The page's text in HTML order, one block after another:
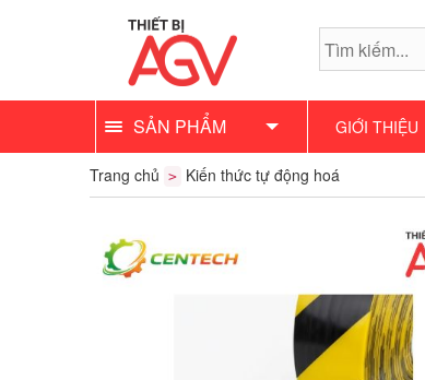
SẢN PHẨM GIỚI THIỆU
Trang chủ > Kiến thức tự động hoá